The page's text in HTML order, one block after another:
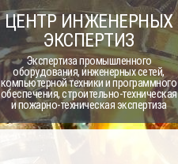
Skip
to
content
ЦЕНТР ИНЖЕНЕРНЫХ
ЭКСПЕРТИЗ
Экспертиза промышленного
оборудования, инженерных сетей,
компьютерной техники и программного
обеспечения, строительно-техническая
и пожарно-техническая экспертиза